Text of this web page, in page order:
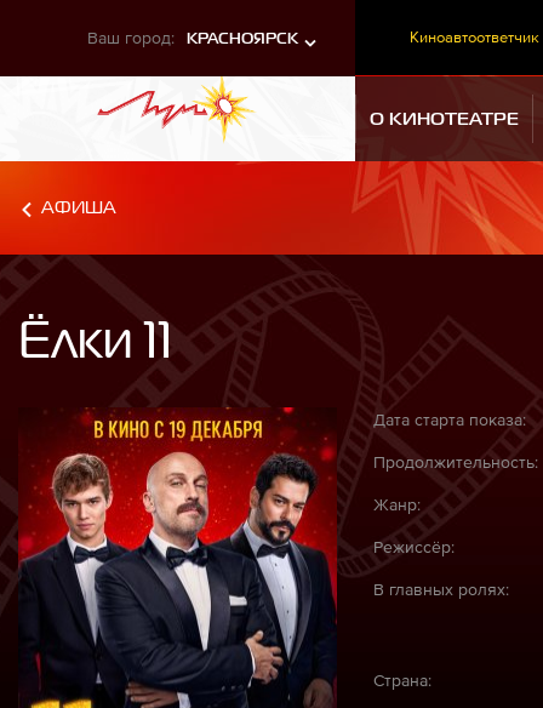
Ваш город: КРАСНОЯРСК Киноавтоответчик
О КИНОТЕАТРЕ
АФИША
Ёлки 11
Дата старта показа:
Продолжительность:
Жанр:
Режиссёр:
В главных ролях:
Страна: